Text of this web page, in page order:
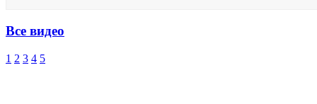
Все видео
1 2 3 4 5